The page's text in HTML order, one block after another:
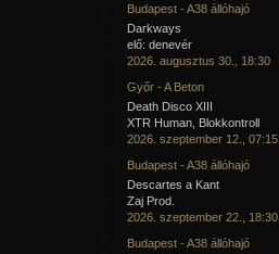
Budapest - A38 állóhajó
Darkways
elő: denevér
2026. augusztus 30., 18:30
Győr - A Beton
Death Disco XIII
XTR Human, Blokkontroll
2026. szeptember 12., 07:15
Budapest - A38 állóhajó
Descartes a Kant
Zaj Prod.
2026. szeptember 22., 18:30
Budapest - A38 állóhajó